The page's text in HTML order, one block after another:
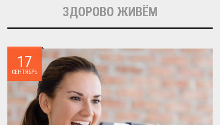
ЗДОРОВО ЖИВЁМ
17
СЕНТЯБРЬ